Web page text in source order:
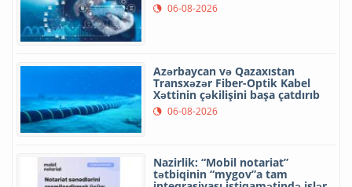
06-08-2026
Azərbaycan və Qazaxıstan
Transxəzər Fiber-Optik Kabel
Xəttinin çəkilişini başa çatdırıb
06-08-2026
Nazirlik: “Mobil notariat”
tətbiqinin “mygov”a tam